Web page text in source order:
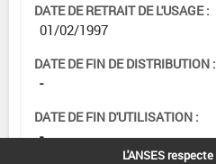
DATE DE RETRAIT DE L'USAGE :
01/02/1997
DATE DE FIN DE DISTRIBUTION :
-
DATE DE FIN D'UTILISATION :
-
L'ANSES